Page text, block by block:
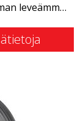
leveämmät
ilmeen,
ovat myös
Toisin